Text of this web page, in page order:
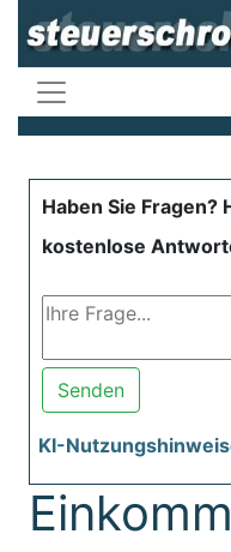
Haben Sie
kostenlose
Senden
KI-